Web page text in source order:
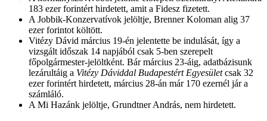
183 ezer forintért hirdetett, amit a Fidesz fizetett.
A Jobbik-Konzervatívok jelöltje, Brenner Koloman alig 37
ezer forintot költött.
Vitézy Dávid március 19-én jelentette be indulását, így a
vizsgált időszak 14 napjából csak 5-ben szerepelt
főpolgármester-jelöltként. Bár március 23-áig, adatbázisunk
lezárultáig a Vitézy Dáviddal Budapestért Egyesületcsak 32
ezer forintért hirdetett, március 28-án már 170 ezernél jár a
számláló.
A Mi Hazánk jelöltje, Grundtner András, nem hirdetett.